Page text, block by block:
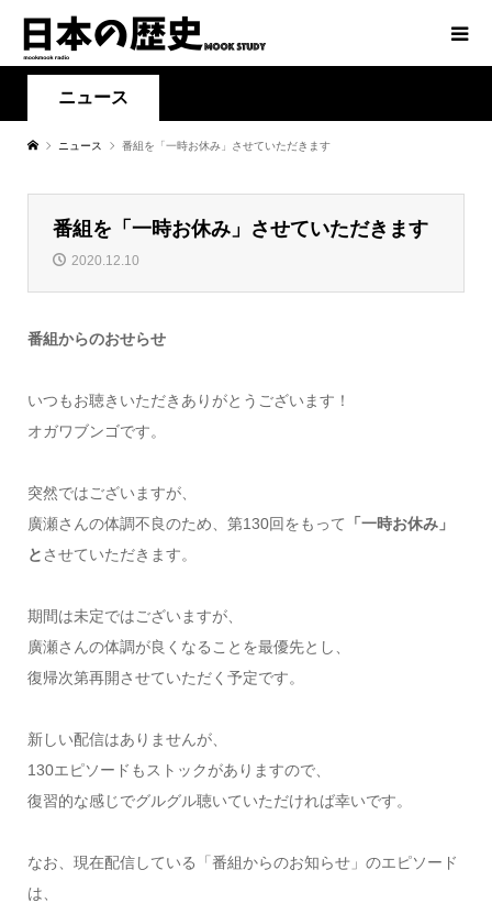
ニュース
ニュース 番組を「一時お休み」させていただきます
番組を「一時お休み」させていただきます
2020.12.10
番組からのおせらせ
いつもお聴きいただきありがとうございます！
オガワブンゴです。
突然ではございますが、
廣瀬さんの体調不良のため、第130回をもって
「一時お休み」
と させていただきます。
期間は未定ではございますが、
廣瀬さんの体調が良くなることを最優先とし、
復帰次第再開させていただく予定です。
新しい配信はありませんが、
130エピソードもストックがありますので、
復習的な感じでグルグル聴いていただければ幸いです。
なお、現在配信している「番組からのお知らせ」のエピソード
は、